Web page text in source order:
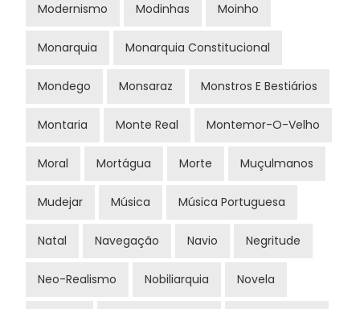
Modernismo Modinhas Moinho
Monarquia Monarquia Constitucional
Mondego Monsaraz Monstros E Bestiários
Montaria Monte Real Montemor-O-Velho
Moral Mortágua Morte Muçulmanos
Mudejar Música Música Portuguesa
Natal Navegação Navio Negritude
Neo-Realismo Nobiliarquia Novela